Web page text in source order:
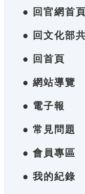
● 回官網首頁
● 回文化部
● 回首頁
● 網站導覽
● 電子報
● 常見問題
● 會員專區
● 我的紀錄